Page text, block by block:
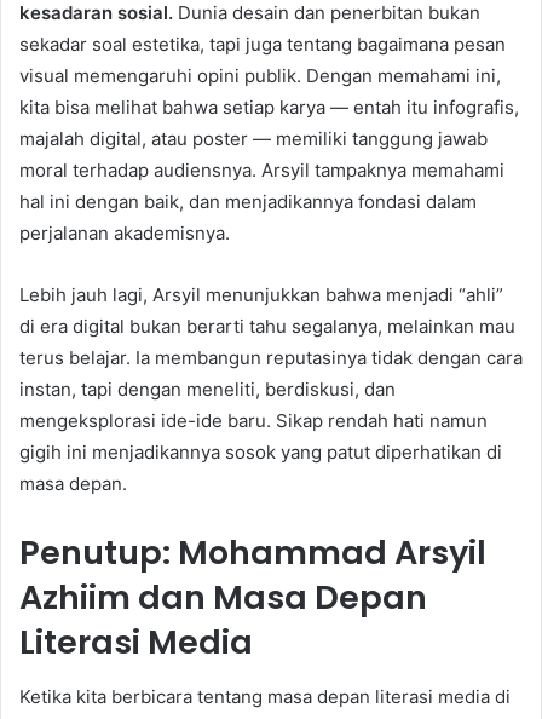
kesadaran sosial. Dunia desain dan penerbitan bukan
sekadar soal estetika, tapi juga tentang bagaimana pesan
visual memengaruhi opini publik. Dengan memahami ini,
kita bisa melihat bahwa setiap karya — entah itu infografis,
majalah digital, atau poster — memiliki tanggung jawab
moral terhadap audiensnya. Arsyil tampaknya memahami
hal ini dengan baik, dan menjadikannya fondasi dalam
perjalanan akademisnya.
Lebih jauh lagi, Arsyil menunjukkan bahwa menjadi “ahli”
di era digital bukan berarti tahu segalanya, melainkan mau
terus belajar. Ia membangun reputasinya tidak dengan cara
instan, tapi dengan meneliti, berdiskusi, dan
mengeksplorasi ide-ide baru. Sikap rendah hati namun
gigih ini menjadikannya sosok yang patut diperhatikan di
masa depan.
Penutup: Mohammad Arsyil
Azhiim dan Masa Depan
Literasi Media
Ketika kita berbicara tentang masa depan literasi media di